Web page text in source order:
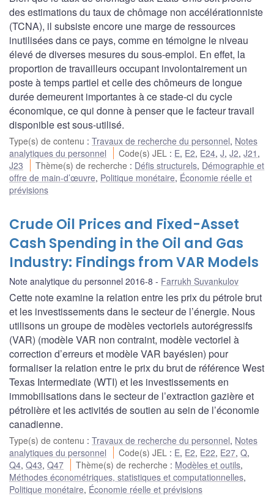
des estimations du taux de chômage non accélérationniste
(TCNA), il subsiste encore une marge de ressources
inutilisées dans ce pays, comme en témoigne le niveau
élevé de diverses mesures du sous-emploi. En effet, la
proportion de travailleurs occupant involontairement un
poste à temps partiel et celle des chômeurs de longue
durée demeurent importantes à ce stade-ci du cycle
économique, ce qui donne à penser que le facteur travail
disponible est sous-utilisé.
Type(s) de contenu : Travaux de recherche du personnel, Notes
analytiques du personnel
Code(s) JEL : E, E2, E24,J,J2,J21 ,
J23
Thème(s) de recherche : Défis structurels, Démographie et
offre de main-d’œuvre, Politique monétaire, Économie réelle et
prévisions
Crude Oil Prices and Fixed-Asset
Cash Spending in the Oil and Gas
Industry: Findings from VAR Models
Note analytique du personnel 2016-8 Farrukh Suvankulov
Cette note examine la relation entre les prix du pétrole brut
et les investissements dans le secteur de l’énergie. Nous
utilisons un groupe de modèles vectoriels autorégressifs
(VAR) (modèle VAR non contraint, modèle vectoriel à
correction d’erreurs et modèle VAR bayésien) pour
formaliser la relation entre le prix du brut de référence West
Texas Intermediate (WTI) et les investissements en
immobilisations dans le secteur de l’extraction gazière et
pétrolière et les activités de soutien au sein de l’économie
canadienne.
Type(s) de contenu : Travaux de recherche du personnel, Notes
analytiques du personnel
Code(s) JEL : E, E2, E22, E27,Q,
Q4, Q43, Q47 Thème(s) de recherche : Modèles et outils,
Méthodes économétriques, statistiques et computationnelles,
Politique monétaire, Économie réelle et prévisions